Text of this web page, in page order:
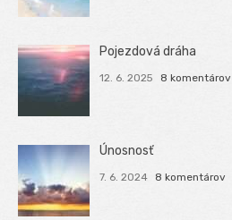
Pojezdová dráha
12. 6. 2025 8 komentárov
Únosnosť
7. 6. 2024 8 komentárov